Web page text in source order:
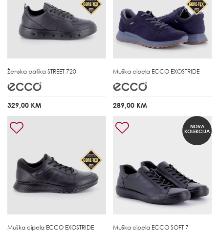
Ženska patika STREET 720
329,00 KM
Muška cipela ECCO EXOSTRIDE
289,00 KM
Muška cipela ECCO EXOSTRIDE
NOVA
KOLEKCIJA
Muška cipela ECCO SOFT 7